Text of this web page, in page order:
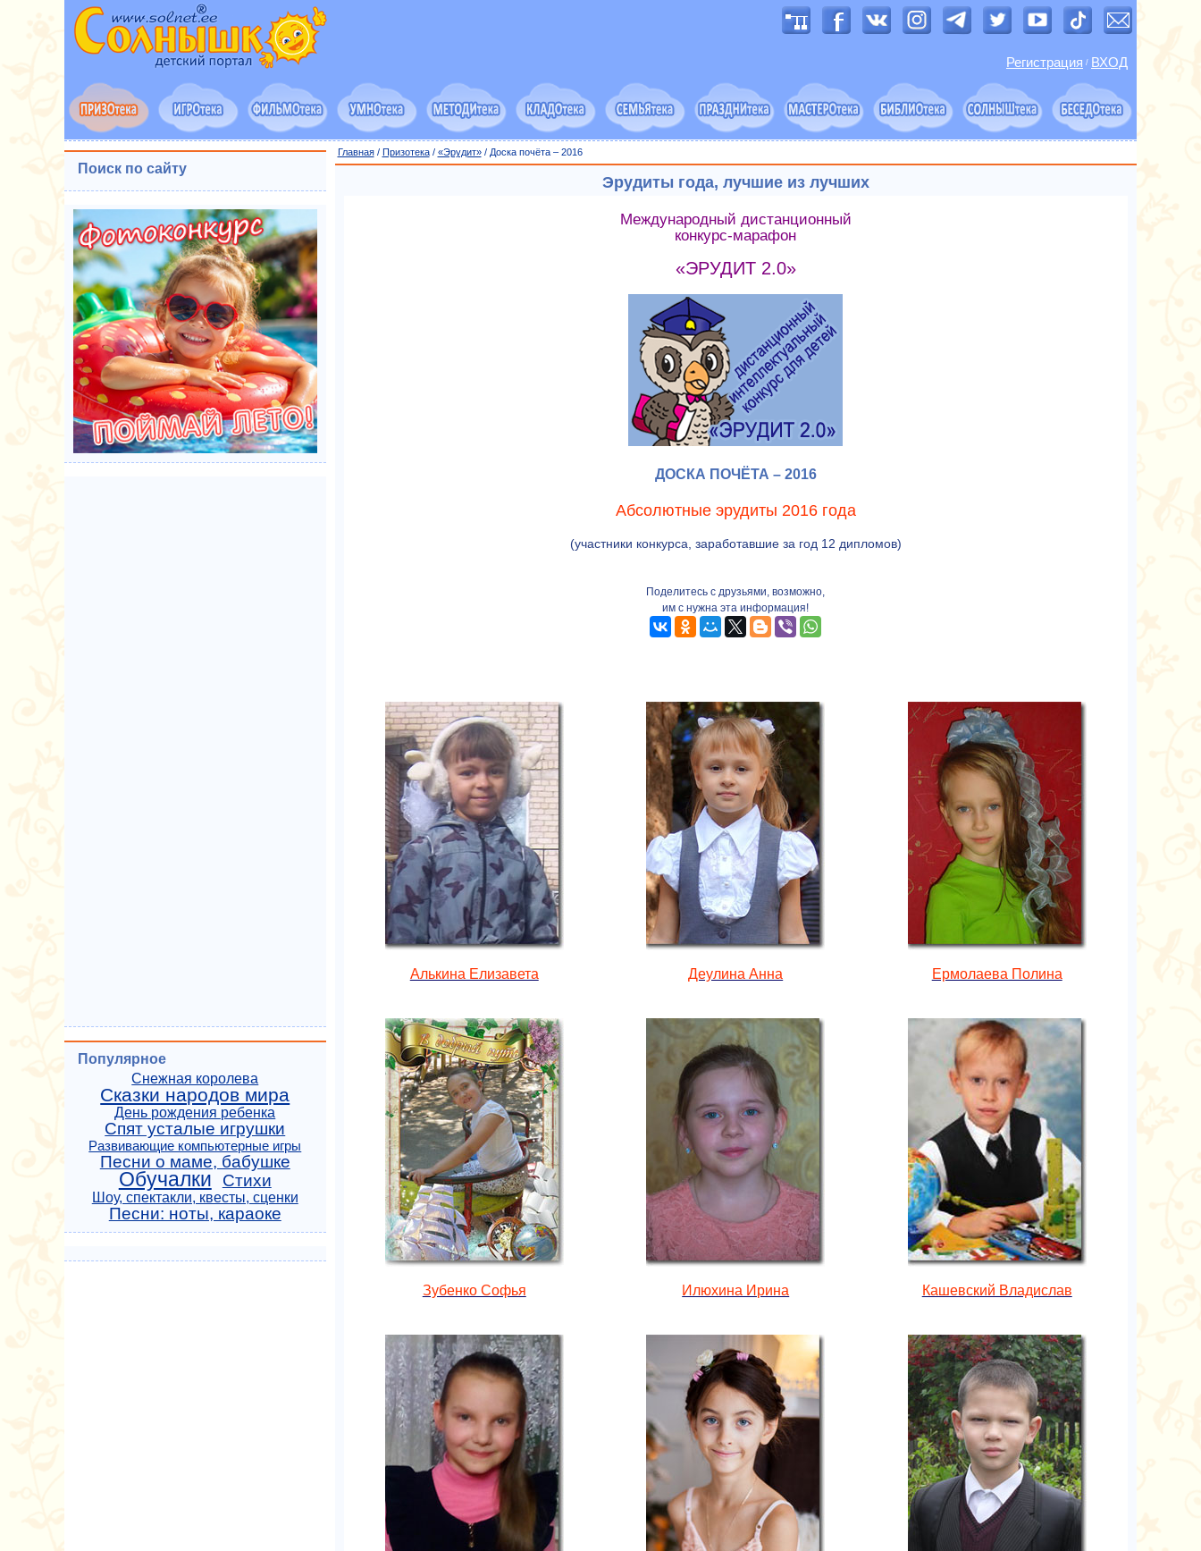
Регистрация / ВХОД
Главная/ Призотека/ «Эрудит»/ Доска почёта – 2016
Эрудиты года, лучшие из лучших
Международный дистанционный
конкурс-марафон
«ЭРУДИТ 2.0»
ДОСКА ПОЧЁТА – 2016
Абсолютные эрудиты 2016 года
(участники конкурса, заработавшие за год 12 дипломов)
Поделитесь с друзьями, возможно,
им с нужна эта информация!
Алькина Елизавета Деулина Анна Ермолаева Полина
Зубенко Софья Илюхина Ирина Кашевский Владислав
Поиск по сайту
Популярное
Снежная королева
Сказки народов мира
День рождения ребенка
Спят усталые игрушки
Развивающие компьютерные игры
Песни о маме, бабушке
Обучалки Стихи
Шоу, спектакли, квесты, сценки
Песни: ноты, караоке